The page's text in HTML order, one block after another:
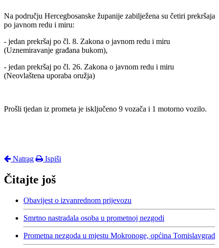
Na području Hercegbosanske županije zabilježena su četiri prekršaja
po javnom redu i miru:
- jedan prekršaj po čl. 8. Zakona o javnom redu i miru
(Uznemiravanje građana bukom),
- jedan prekršaj po čl. 26. Zakona o javnom redu i miru
(Neovlaštena uporaba oružja)
Prošli tjedan iz prometa je isključeno 9 vozača i 1 motorno vozilo.
Natrag Ispiši
Čitajte još
Obavijest o izvanrednom prijevozu
Smrtno nastradala osoba u prometnoj nezgodi
Prometna nezgoda u mjestu Mokronoge, općina Tomislavgrad